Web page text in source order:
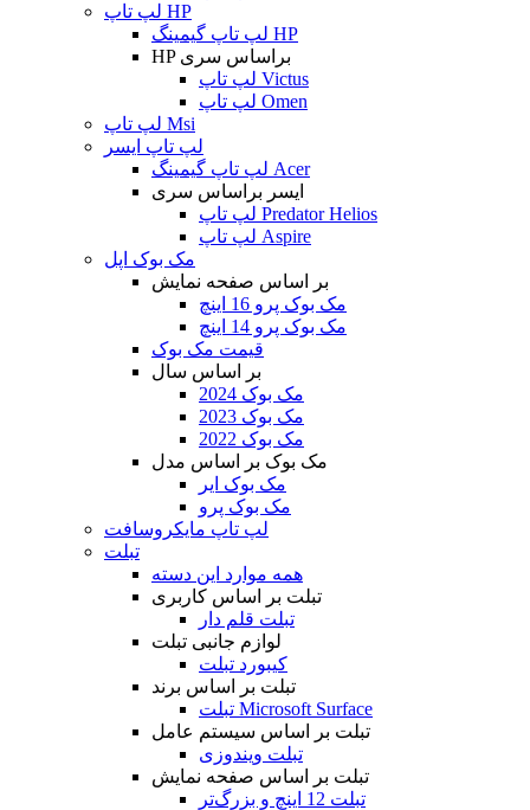
لپ تاپ HP
لپ تاپ گیمینگ HP
HP براساس سری
لپ تاپ Victus
لپ تاپ Omen
لپ تاپ Msi
لپ تاپ ایسر
لپ تاپ گیمینگ Acer
ایسر براساس سری
لپ تاپ Predator Helios
لپ تاپ Aspire
مک بوک اپل
بر اساس صفحه نمایش
مک بوک پرو 16 اینچ
مک بوک پرو 14 اینچ
قیمت مک بوک
بر اساس سال
مک بوک 2024
مک بوک 2023
مک بوک 2022
مک بوک بر اساس مدل
مک بوک ایر
مک بوک پرو
لپ تاپ مایکروسافت
تبلت
همه موارد این دسته
تبلت بر اساس کاربری
تبلت قلم دار
لوازم جانبی تبلت
کیبورد تبلت
تبلت بر اساس برند
تبلت Microsoft Surface
تبلت بر اساس سیستم عامل
تبلت ویندوزی
تبلت بر اساس صفحه نمایش
تبلت 12 اینچ و بزرگ‌تر